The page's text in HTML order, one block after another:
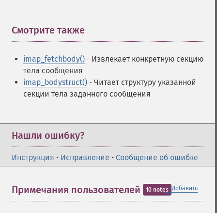
Смотрите также
imap_fetchbody() - Извлекает конкретную секцию
тела сообщения
imap_bodystruct() - Читает структуру указанной
секции тела заданного сообщения
Нашли ошибку?
Инструкция • Исправление • Сообщение об ошибке
＋Добавить
Примечания пользователей 10 notes